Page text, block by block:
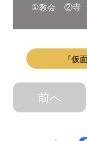
①教会 ②寺
『仮
前へ